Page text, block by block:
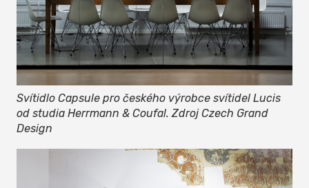
Svítidlo Capsule pro českého výrobce svítidel Lucis
od studia Herrmann & Coufal. Zdroj Czech Grand
Design